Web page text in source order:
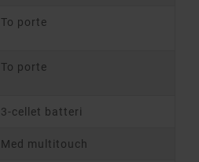
To porte
To porte
3-cellet batteri
Med multitouch